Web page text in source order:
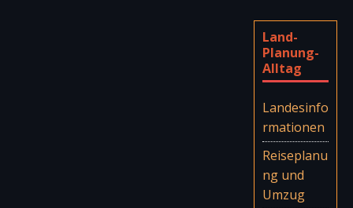
Land-
Planung-
Alltag
Landesinfo
rmationen
Reiseplanu
ng und
Umzug